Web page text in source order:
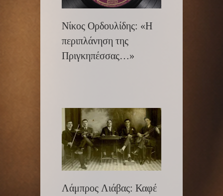
Νίκος Ορδουλίδης: «Η
περιπλάνηση της
Πριγκηπέσσας…»
Λάμπρος Λιάβας: Καφέ